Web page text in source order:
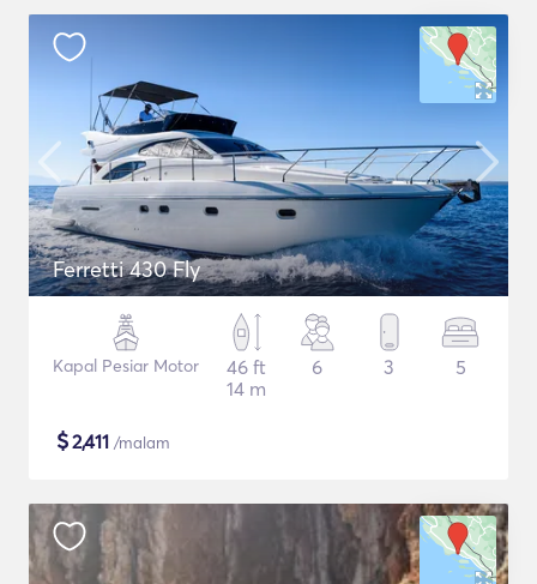
Ferretti 430 Fly
Kapal Pesiar Motor
46 ft
14 m
6 3 5
$2,411 /malam